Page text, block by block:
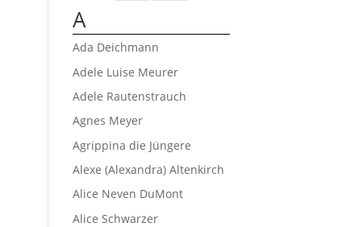
A
Ada Deichmann
Adele Luise Meurer
Adele Rautenstrauch
Agnes Meyer
Agrippina die Jüngere
Alexe (Alexandra) Altenkirch
Alice Neven DuMont
Alice Schwarzer